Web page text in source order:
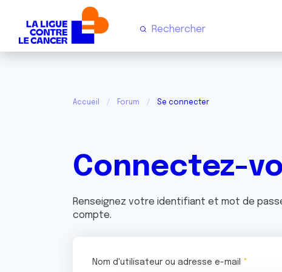
Accueil Forum Se connecter
Connectez-
Renseignez votre identifiant et mot de
compte.
Nom d'utilisateur ou adresse e-mail